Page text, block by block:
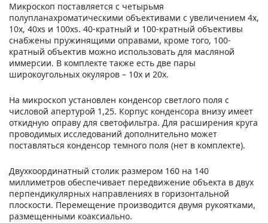
Микроскоп поставляется с четырьмя
полупланахроматическими объективами с увеличением 4х,
10х, 40хs и 100хs. 40-кратный и 100-кратный объективы
снабжены пружинящими оправами, кроме того, 100-
кратный объектив можно использовать для масляной
иммерсии. В комплекте также есть две пары
широкоугольных окуляров – 10х и 20х.
На микроскоп установлен конденсор светлого поля с
числовой апертурой 1,25. Корпус конденсора внизу имеет
откидную оправу для светофильтра. Для расширения круга
проводимых исследований дополнительно может
поставляться конденсор темного поля (нет в комплекте).
Двухкоординатный столик размером 160 на 140
миллиметров обеспечивает передвижение объекта в двух
перпендикулярных направлениях в горизонтальной
плоскости. Перемещение производится двумя рукоятками,
размещенными коаксиально.